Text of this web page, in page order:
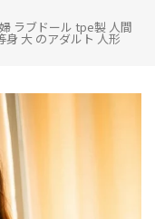
ラブドール tpe製 人間
身 大 のアダルト 人形